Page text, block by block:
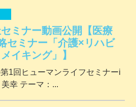
ミナー動画公開【医療
セミナー「介護×リハビ
イキング」】
1回ヒューマンライフセミナーi
幸 テーマ：...